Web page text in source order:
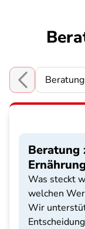
Choose a section
Beratung
Was steckt
welchen
Wir